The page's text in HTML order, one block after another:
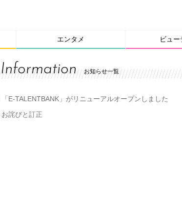
エンタメ ビュー
Information お知らせ一覧
「E-TALENTBANK」がリニューアルオープンしました
お詫びと訂正